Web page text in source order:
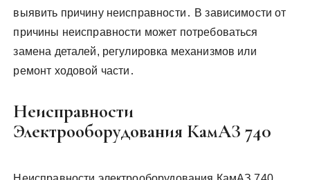
выявить причину неисправности․ В зависимости от
причины неисправности может потребоваться
замена деталей, регулировка механизмов или
ремонт ходовой части․
Неисправности
Электрооборудования КамАЗ 740